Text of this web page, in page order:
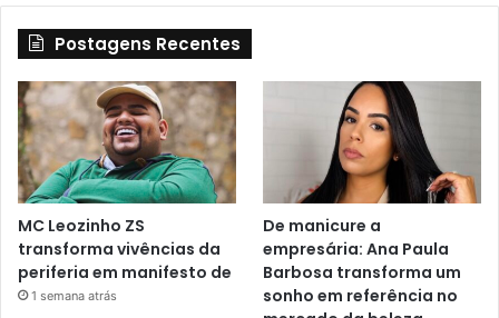
Postagens Recentes
MC Leozinho ZS
transforma vivências da
periferia em manifesto de
1 semana atrás
De manicure a
empresária: Ana Paula
Barbosa transforma um
sonho em referência no